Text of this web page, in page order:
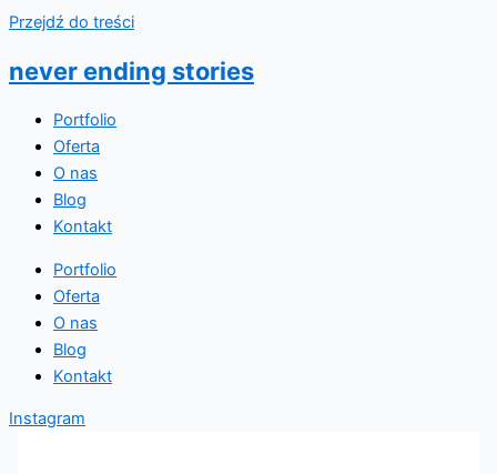
Przejdź do treści
never ending stories
Portfolio
Oferta
O nas
Blog
Kontakt
Portfolio
Oferta
O nas
Blog
Kontakt
Instagram